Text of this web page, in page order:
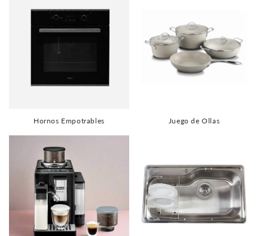
Hornos Empotrables Juego de Ollas